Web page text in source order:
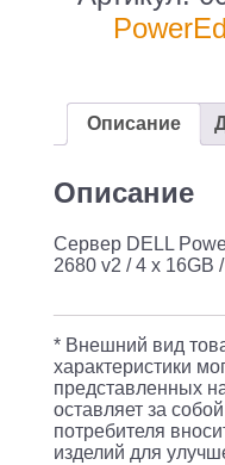
T620
2
E5-
v2
4
x
16GB
/
H710p
Описание
Описание
Сервер DELL
2680 v2 / 4 x 16GB
* Внешний вид
характеристики
представленных
оставляет за
потребителя
изделий для